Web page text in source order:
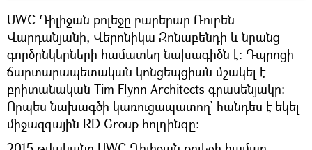
UWC Դիլիջան քոլեջը բարերար Ռուբեն
Վարդանյանի, Վերոնիկա Զոնաբենդի և նրանց
գործընկերների համատեղ նախագիծն է: Դպրոցի
ճարտարապետական կոնցեպցիան մշակել է
բրիտանական Tim Flynn Architects գրասենյակը:
Որպես նախագծի կառուցապատող` հանդես է եկել
միջազգային RD Group հոլդինգը: